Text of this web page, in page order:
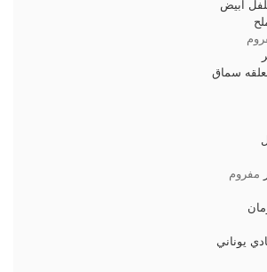
ابيض
سماق
مفروم
يوناني